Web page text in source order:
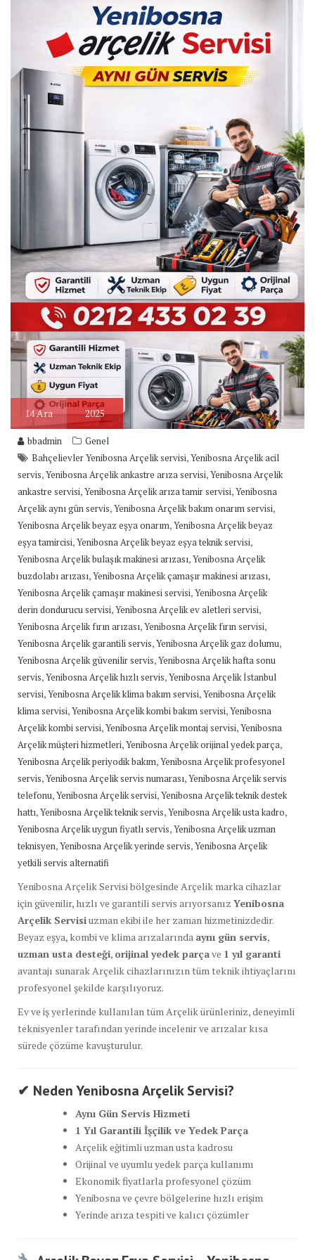
14Ara 2025
bbadmin
Genel
Bahçelievler Yenibosna Arçelik servisi,Yenibosna Arçelik acil
servis,Yenibosna Arçelik ankastre arıza servisi,Yenibosna Arçelik
ankastre servisi,Yenibosna Arçelik arıza tamir servisi,Yenibosna
Arçelik aynı gün servis,Yenibosna Arçelik bakım onarım servisi,
Yenibosna Arçelik beyaz eşya onarım,Yenibosna Arçelik beyaz
eşya tamircisi,Yenibosna Arçelik beyaz eşya teknik servisi,
Yenibosna Arçelik bulaşık makinesi arızası,Yenibosna Arçelik
buzdolabı arızası,Yenibosna Arçelik çamaşır makinesi arızası,
Yenibosna Arçelik çamaşır makinesi servisi,Yenibosna Arçelik
derin dondurucu servisi,Yenibosna Arçelik ev aletleri servisi,
Yenibosna Arçelik fırın arızası,Yenibosna Arçelik fırın servisi,
Yenibosna Arçelik garantili servis,Yenibosna Arçelik gaz dolumu,
Yenibosna Arçelik güvenilir servis,Yenibosna Arçelik hafta sonu
servis,Yenibosna Arçelik hızlı servis,Yenibosna Arçelik İstanbul
servisi,Yenibosna Arçelik klima bakım servisi,Yenibosna Arçelik
klima servisi,Yenibosna Arçelik kombi bakım servisi,Yenibosna
Arçelik kombi servisi,Yenibosna Arçelik montaj servisi,Yenibosna
Arçelik müşteri hizmetleri,Yenibosna Arçelik orijinal yedek parça,
Yenibosna Arçelik periyodik bakım,Yenibosna Arçelik profesyonel
servis,Yenibosna Arçelik servis numarası,Yenibosna Arçelik servis
telefonu,Yenibosna Arçelik servisi,Yenibosna Arçelik teknik destek
hattı,Yenibosna Arçelik teknik servis,Yenibosna Arçelik usta kadro,
Yenibosna Arçelik uygun fiyatlı servis,Yenibosna Arçelik uzman
teknisyen,Yenibosna Arçelik yerinde servis,Yenibosna Arçelik
yetkili servis alternatifi
Yenibosna Arçelik Servisi bölgesinde Arçelik marka cihazlar
için güvenilir, hızlı ve garantili servis arıyorsanız Yenibosna
Arçelik Servisiuzman ekibi ile her zaman hizmetinizdedir.
Beyaz eşya, kombi ve klima arızalarında aynı gün servis,
uzman usta desteği, orijinal yedek parçave 1 yıl garanti
avantajı sunarak Arçelik cihazlarınızın tüm teknik ihtiyaçlarını
profesyonel şekilde karşılıyoruz.
Ev ve iş yerlerinde kullanılan tüm Arçelik ürünleriniz, deneyimli
teknisyenler tarafından yerinde incelenir ve arızalar kısa
sürede çözüme kavuşturulur.
✔ Neden Yenibosna Arçelik Servisi?
Aynı Gün Servis Hizmeti
1 Yıl Garantili İşçilik ve Yedek Parça
Arçelik eğitimli uzman usta kadrosu
Orijinal ve uyumlu yedek parça kullanımı
Ekonomik fiyatlarla profesyonel çözüm
Yenibosna ve çevre bölgelerine hızlı erişim
Yerinde arıza tespiti ve kalıcı çözümler